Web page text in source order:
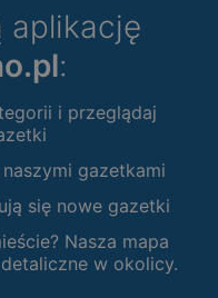
aplikację
:
i przeglądaj
gazetkami
się nowe gazetki
Nasza mapa
w okolicy.